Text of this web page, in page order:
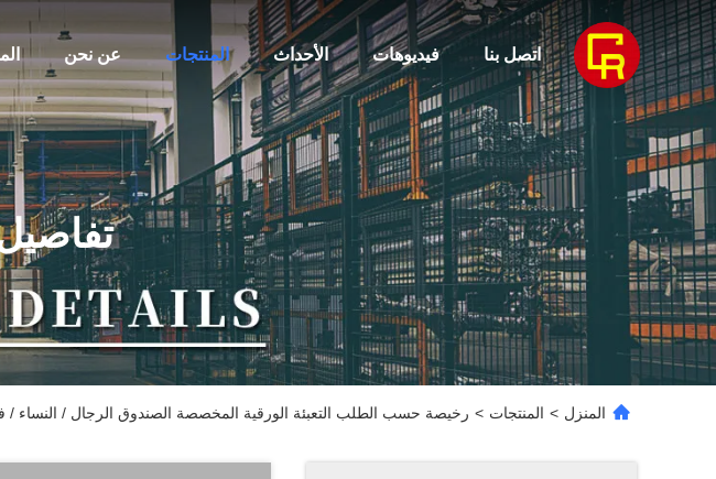
عن نحن المنتجات الأحداث فيديوهات اتصل بنا
المنزل > المنتجات > رخيصة حسب الطلب التعبئة الورقية المخصصة الصندوق الرجال / النساء /